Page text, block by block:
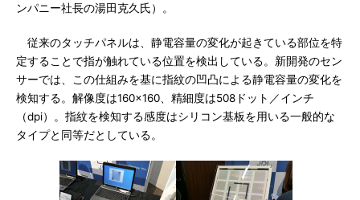
ンパニー社長の湯田克久氏）。
従来のタッチパネルは、静電容量の変化が起きている部位を特
定することで指が触れている位置を検出している。新開発のセン
サーでは、この仕組みを基に指紋の凹凸による静電容量の変化を
検知する。解像度は160×160、精細度は508ドット／インチ
（dpi）。指紋を検知する感度はシリコン基板を用いる一般的な
タイプと同等だとしている。